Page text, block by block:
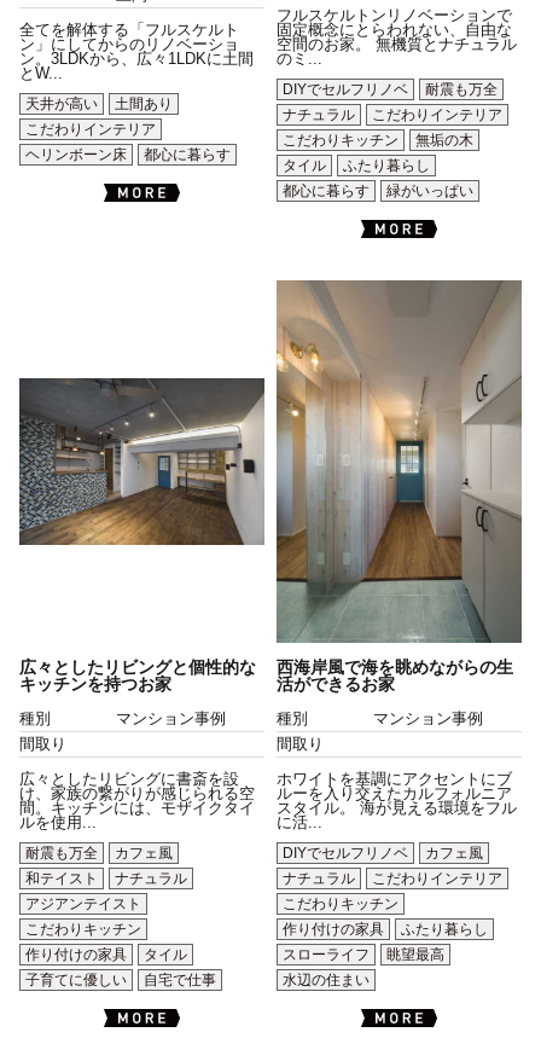
全てを解体する「フルスケルト
ン」にしてからのリノベーショ
ン。3LDKから、広々1LDKに土間
とW...
天井が高い
土間あり
こだわりインテリア
ヘリンボーン床
都心に暮らす
フルスケルトンリノベーションで
固定概念にとらわれない、自由な
空間のお家。 無機質とナチュラル
のミ...
DIYでセルフリノベ
耐震も万全
ナチュラル
こだわりインテリア
こだわりキッチン
無垢の木
タイル
ふたり暮らし
都心に暮らす
緑がいっぱい
広々としたリビングと個性的な
キッチンを持つお家
種別
マンション事例
間取り
広々としたリビングに書斎を設
け、家族の繋がりが感じられる空
間。キッチンには、モザイクタイ
ルを使用...
耐震も万全
カフェ風
和テイスト
ナチュラル
アジアンテイスト
こだわりキッチン
作り付けの家具
タイル
子育てに優しい
自宅で仕事
西海岸風で海を眺めながらの生
活ができるお家
種別
マンション事例
間取り
ホワイトを基調にアクセントにブ
ルーを入り交えたカルフォルニア
スタイル。 海が見える環境をフル
に活...
DIYでセルフリノベ
カフェ風
ナチュラル
こだわりインテリア
こだわりキッチン
作り付けの家具
ふたり暮らし
スローライフ
眺望最高
水辺の住まい